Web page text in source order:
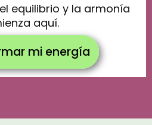
equilibrio y la armonía
aquí.
mi energía